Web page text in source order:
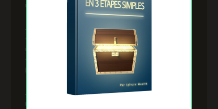
n’a pas toujours été le cas.
J’ai vécu une période très difficile au cours de mon
existence. Ma vie était rendu misérable au point tel où
il fallait absolument que je fasse changer les choses.
C'est à ce même moment que j'ai découvert, un peu par
hasard, la loi d'attraction.
J’ai commencé à appliquer cette loi dans ma vie. Et
miraculeusement, les choses ont commencé à changer.